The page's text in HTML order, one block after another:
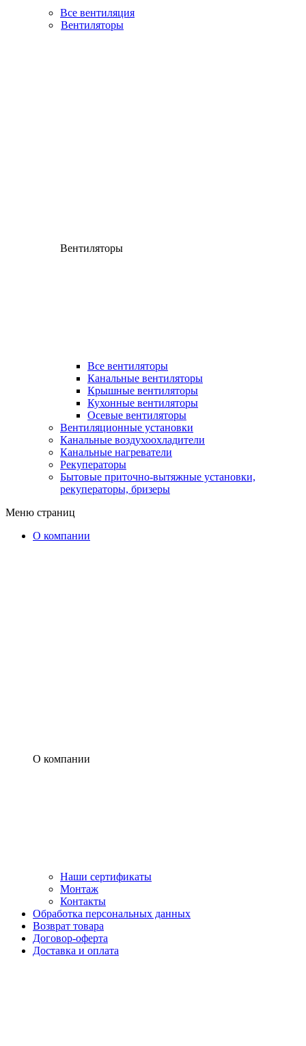
Все вентиляция
Вентиляторы
Вентиляторы
Все вентиляторы
Канальные вентиляторы
Крышные вентиляторы
Кухонные вентиляторы
Осевые вентиляторы
Вентиляционные установки
Канальные воздухоохладители
Канальные нагреватели
Рекуператоры
Бытовые приточно-вытяжные установки,
рекуператоры, бризеры
Меню страниц
О компании
О компании
Наши сертификаты
Монтаж
Контакты
Обработка персональных данных
Возврат товара
Договор-оферта
Доставка и оплата